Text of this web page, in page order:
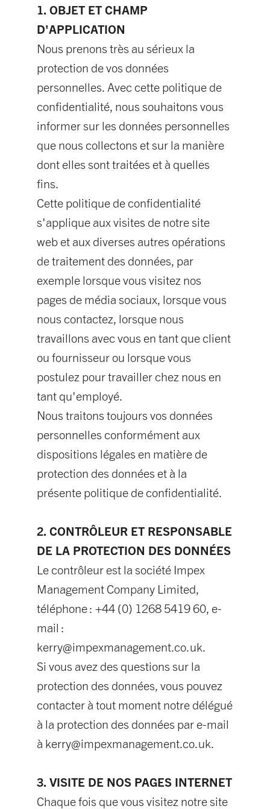
1. OBJET ET CHAMP
D'APPLICATION
Nous prenons très au sérieux la
protection de vos données
personnelles. Avec cette politique de
confidentialité, nous souhaitons vous
informer sur les données personnelles
que nous collectons et sur la manière
dont elles sont traitées et à quelles
fins.
Cette politique de confidentialité
s'applique aux visites de notre site
web et aux diverses autres opérations
de traitement des données, par
exemple lorsque vous visitez nos
pages de média sociaux, lorsque vous
nous contactez, lorsque nous
travaillons avec vous en tant que client
ou fournisseur ou lorsque vous
postulez pour travailler chez nous en
tant qu'employé.
Nous traitons toujours vos données
personnelles conformément aux
dispositions légales en matière de
protection des données et à la
présente politique de confidentialité.
2. CONTRÔLEUR ET RESPONSABLE
DE LA PROTECTION DES DONNÉES
Le contrôleur est la société Impex
Management Company Limited,
téléphone : +44 (0) 1268 5419 60, e-
mail :
kerry@impexmanagement.co.uk
Si vous avez des questions sur la
protection des données, vous pouvez
contacter à tout moment notre délégué
à la protection des données par e-mail
à kerry@impexmanagement.co.uk
3. VISITE DE NOS PAGES INTERNET
Chaque fois que vous visitez notre site